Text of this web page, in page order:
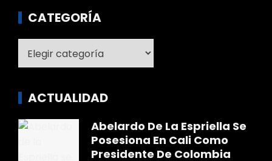
CATEGORÍA
ACTUALIDAD
Abelardo De La Espriella Se
Posesiona En Cali Como
Presidente De Colombia